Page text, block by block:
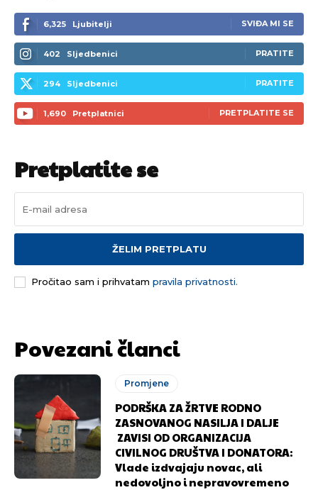
6,325 Ljubitelji SVIĐA MI SE
402 Sljedbenici PRATITE
294 Sljedbenici PRATITE
1,690 Pretplatnici PRETPLATITE SE
Pretplatite se
ŽELIM PRETPLATU
Pročitao sam i prihvatam pravila privatnosti.
Povezani članci
Promjene
PODRŠKA ZA ŽRTVE RODNO
ZASNOVANOG NASILJA I DALJE
ZAVISI OD ORGANIZACIJA
CIVILNOG DRUŠTVA I DONATORA:
Vlade izdvajaju novac, ali
nedovoljno i nepravovremeno